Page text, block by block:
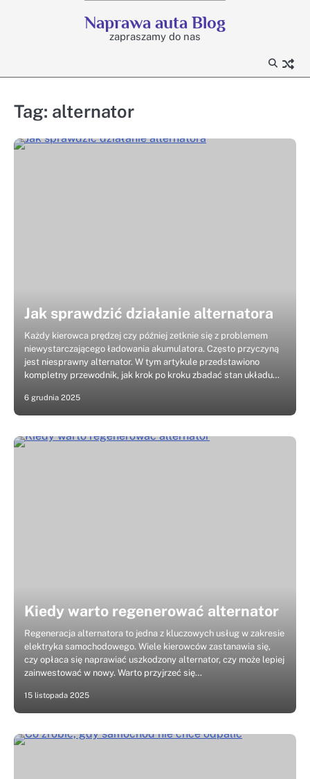
Naprawa auta Blog
zapraszamy do nas
Tag: alternator
Jak sprawdzić działanie alternatora
Każdy kierowca prędzej czy później zetknie się z problemem
niewystarczającego ładowania akumulatora. Często przyczyną
jest niesprawny alternator. W tym artykule przedstawiono
kompletny przewodnik, jak krok po kroku zbadać stan układu…
6 grudnia 2025
Kiedy warto regenerować alternator
Regeneracja alternatora to jedna z kluczowych usług w zakresie
elektryka samochodowego. Wiele kierowców zastanawia się,
czy opłaca się naprawiać uszkodzony alternator, czy może lepiej
zainwestować w nowy. Warto przyjrzeć się…
15 listopada 2025